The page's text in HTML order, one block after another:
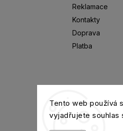
Tento web používá
vyjadřujete souhlas
Reklamace
Kontakty
Doprava
Platba